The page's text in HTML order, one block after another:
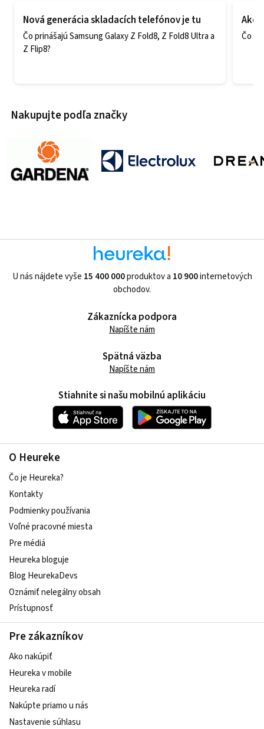
Nová generácia skladacích telefónov je tu
Čo prinášajú Samsung Galaxy Z Fold8, Z Fold8 Ultra a
Z Flip8?
Ako
Čo
Nakupujte podľa značky
U nás nájdete vyše 15 400 000produktov a 10 900internetových
obchodov.
O Heureke
Čo je Heureka?
Kontakty
Podmienky používania
Voľné pracovné miesta
Pre médiá
Heureka bloguje
Blog HeurekaDevs
Oznámiť nelegálny obsah
Prístupnosť
Pre zákazníkov
Ako nakúpiť
Heureka v mobile
Heureka radí
Nakúpte priamo u nás
Nastavenie súhlasu
Zákaznícka podpora
Napíšte nám
Spätná väzba
Napíšte nám
Stiahnite si našu mobilnú aplikáciu